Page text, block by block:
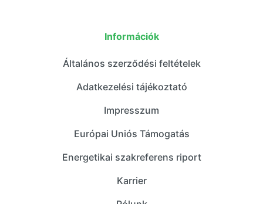
Információk
Általános szerződési feltételek
Adatkezelési tájékoztató
Impresszum
Európai Uniós Támogatás
Energetikai szakreferens riport
Karrier